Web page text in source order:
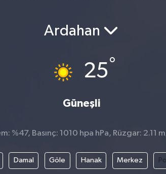
Ardahan
25°
Güneşli
%47, Basınç: 1010 hpa hPa, Rüzgar: 2.11
Damal Göle Hanak Merkez